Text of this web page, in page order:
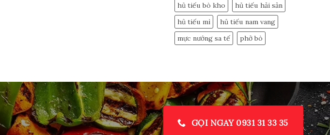
hủ tiếu bò kho
hủ tiếu hải sản
hủ tiếu mì
hủ tiếu nam vang
mực nướng sa tế
phở bò
GỌI NGAY 0931 31 33 35